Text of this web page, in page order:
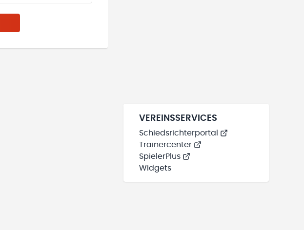
VEREINSSERVICES
Schiedsrichterportal
Trainercenter
SpielerPlus
Widgets